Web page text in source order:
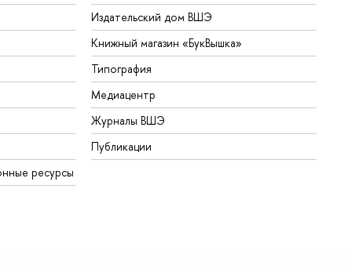
ресурсы
Издательский дом ВШЭ
Книжный магазин «БукВышка»
Типография
Медиацентр
Журналы ВШЭ
Публикации